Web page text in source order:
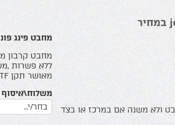
ולא משנה אם במרכז או בצד
מחבט פינג פונג
מחבט קרבון
ללא פשרות
מאושר תקן ITTF